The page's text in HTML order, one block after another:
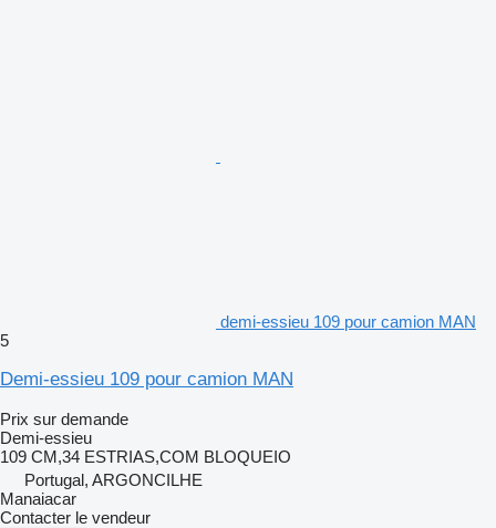
demi-essieu 109 pour camion MAN
5
Demi-essieu 109 pour camion MAN
Prix sur demande
Demi-essieu
109 CM,34 ESTRIAS,COM BLOQUEIO
Portugal, ARGONCILHE
Manaiacar
Contacter le vendeur